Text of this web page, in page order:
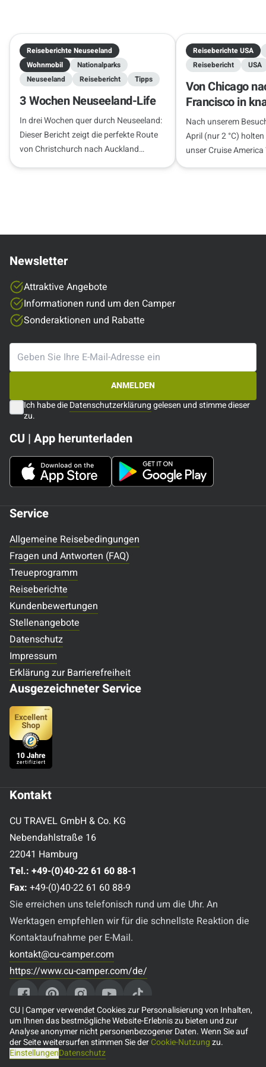
Reiseberichte Neuseeland
Wohnmobil
Nationalparks
Neuseeland
Reisebericht Tipps
3 Wochen Neuseeland-Life
In drei Wochen quer durch Neuseeland:
Dieser Bericht zeigt die perfekte Route
von Christchurch nach Auckland
Reiseberichte USA
Reisebericht
USA
Von Chicago
Francisco in
Wochen
Nach unserem
April (nur 2 °C)
unser Cruise
m) ab. Ein
Service
Allgemeine Reisebedingungen
Fragen und Antworten (FAQ)
Treueprogramm
Reiseberichte
Kundenbewertungen
Stellenangebote
Datenschutz
Impressum
Erklärung zur Barrierefreiheit
Ausgezeichneter Service
Kontakt
CU TRAVEL GmbH & Co. KG
Nebendahlstraße 16
22041 Hamburg
Tel.: +49-(0)40-22 61 60 88-1
Fax: +49-(0)40-22 61 60 88-9
Sie erreichen uns telefonisch rund um die Uhr. An
Werktagen empfehlen wir für die schnellste Reaktion die
Kontaktaufnahme per E-Mail.
kontakt@cu-camper.com
https://www.cu-camper.com/de/
Newsletter
Attraktive Angebote
Informationen rund um den Camper
Sonderaktionen und Rabatte
ANMELDEN
Ich habe dieDatenschutzerklärunggelesen und stimme dieser
zu.
CU | App herunterladen
Beliebte Reiseziele
🇨🇦 Camper mieten in Kanada
CU | Camper verwendet Cookies zur Personalisierung von Inhalten,
um Ihnen das bestmögliche Website-Erlebnis zu bieten und zur
Analyse anonymer nicht personenbezogener Daten. Wenn Sie auf
der Seite weitersurfen stimmen Sie derCookie-Nutzungzu.
EinstellungenDatenschutz